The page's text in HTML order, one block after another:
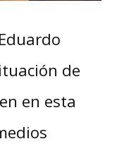
de
en esta